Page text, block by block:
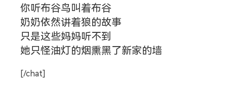
你听布谷鸟叫着布谷
奶奶依然讲着狼的故事
只是这些妈妈听不到
她只怪油灯的烟熏黑了新家的墙
[/chat]